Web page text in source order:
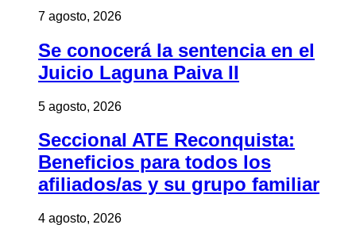
7 agosto, 2026
Se conocerá la sentencia en el
Juicio Laguna Paiva II
5 agosto, 2026
Seccional ATE Reconquista:
Beneficios para todos los
afiliados/as y su grupo familiar
4 agosto, 2026